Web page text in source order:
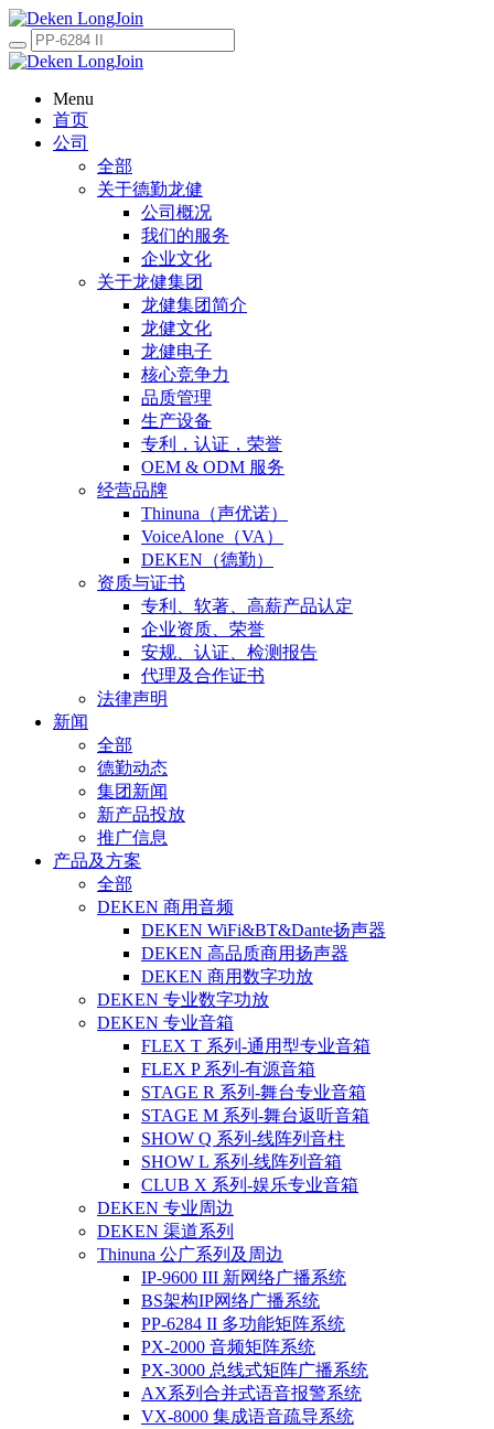
Menu
首页
公司
全部
关于德勤龙健
公司概况
我们的服务
企业文化
关于龙健集团
龙健集团简介
龙健文化
龙健电子
核心竞争力
品质管理
生产设备
专利，认证，荣誉
OEM & ODM 服务
经营品牌
Thinuna（声优诺）
VoiceAlone（VA）
DEKEN（德勤）
资质与证书
专利、软著、高薪产品认定
企业资质、荣誉
安规、认证、检测报告
代理及合作证书
法律声明
新闻
全部
德勤动态
集团新闻
新产品投放
推广信息
产品及方案
全部
DEKEN 商用音频
DEKEN WiFi&BT&Dante扬声器
DEKEN 高品质商用扬声器
DEKEN 商用数字功放
DEKEN 专业数字功放
DEKEN 专业音箱
FLEX T 系列-通用型专业音箱
FLEX P 系列-有源音箱
STAGE R 系列-舞台专业音箱
STAGE M 系列-舞台返听音箱
SHOW Q 系列-线阵列音柱
SHOW L 系列-线阵列音箱
CLUB X 系列-娱乐专业音箱
DEKEN 专业周边
DEKEN 渠道系列
Thinuna 公广系列及周边
IP-9600 III 新网络广播系统
BS架构IP网络广播系统
PP-6284 II 多功能矩阵系统
PX-2000 音频矩阵系统
PX-3000 总线式矩阵广播系统
AX系列合并式语音报警系统
VX-8000 集成语音疏导系统